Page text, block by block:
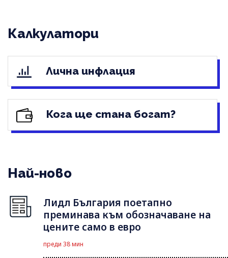
Калкулатори
Лична инфлация
Кога ще стана богат?
Най-ново
Лидл България поетапно
преминава към обозначаване на
цените само в евро
преди 38 мин